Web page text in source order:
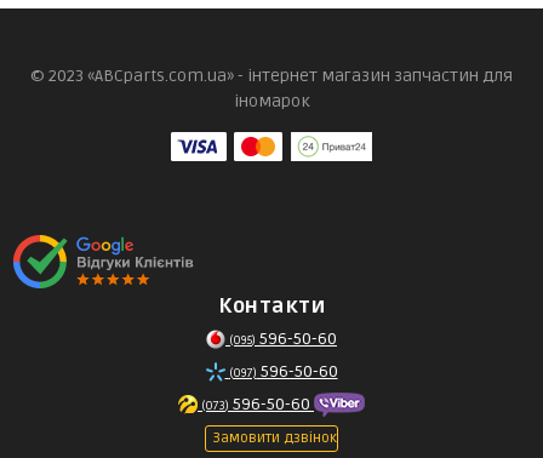
© 2023 «ABCparts.com.ua» - інтернет магазин запчастин для
іномарок
Контакти
(095) 596-50-60
(097) 596-50-60
(073) 596-50-60
Замовити дзвінок